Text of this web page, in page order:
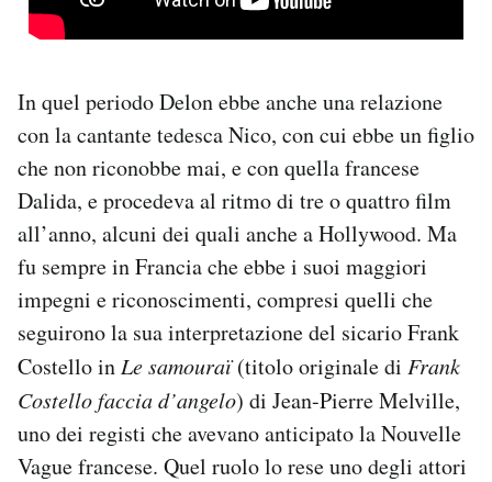
In quel periodo Delon ebbe anche una relazione
con la cantante tedesca Nico, con cui ebbe un figlio
che non riconobbe mai, e con quella francese
Dalida, e procedeva al ritmo di tre o quattro film
all’anno, alcuni dei quali anche a Hollywood. Ma
fu sempre in Francia che ebbe i suoi maggiori
impegni e riconoscimenti, compresi quelli che
seguirono la sua interpretazione del sicario Frank
Costello in Le samouraï(titolo originale di Frank
Costello faccia d’angelo) di Jean-Pierre Melville,
uno dei registi che avevano anticipato la Nouvelle
Vague francese. Quel ruolo lo rese uno degli attori